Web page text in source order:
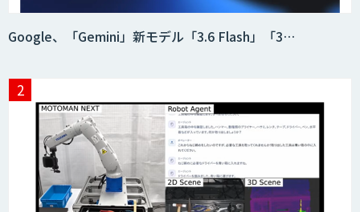
ービス
フィジカルAI・AIロボット向け教師デー
タ収集・作成
SaaS・サブスク向け収益管理プラット
フォーム「ソアスク」
Google、「Gemini」新モデル「3.6 Flash」「3…